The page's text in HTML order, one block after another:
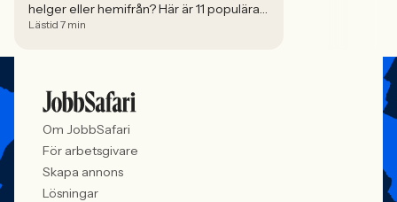
helger eller hemifrån? Här är 11 populära
extrajobb – från butik och servering till
Lästid 7 min
Om JobbSafari
För arbetsgivare
Skapa annons
Lösningar